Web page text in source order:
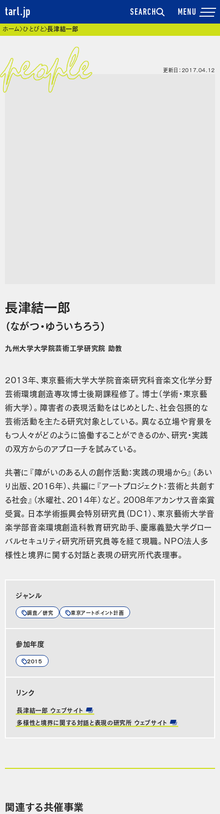
tarl.jp SEARCH
現在位置
ホーム ひとびと 長津結一郎
長津結一郎
（ながつ・ゆういちろう）
九州大学大学院芸術工学研究院 助教
更新日：2017.04.12
2013年、東京藝術大学大学院音楽研究科音楽文化学分野
芸術環境創造専攻博士後期課程修了。博士（学術・東京藝
術大学）。障害者の表現活動をはじめとした、社会包摂的な
芸術活動を主たる研究対象としている。異なる立場や背景を
もつ人々がどのように協働することができるのか、研究・実践
の双方からのアプローチを試みている。
共著に『障がいのある人の創作活動：実践の現場から』（あい
り出版、2016年）、共編に『アートプロジェクト：芸術と共創す
る社会』（水曜社、2014年）など。2008年アカンサス音楽賞
受賞。日本学術振興会特別研究員（DC1）、東京藝術大学音
楽学部音楽環境創造科教育研究助手、慶應義塾大学グロー
バルセキュリティ研究所研究員等を経て現職。NPO法人多
様性と境界に関する対話と表現の研究所代表理事。
ジャンル
調査／研究 東京アートポイント計画
参加年度
2015
リンク
長津結一郎 ウェブサイト
多様性と境界に関する対話と表現の研究所 ウェブサイト
関連する共催事業